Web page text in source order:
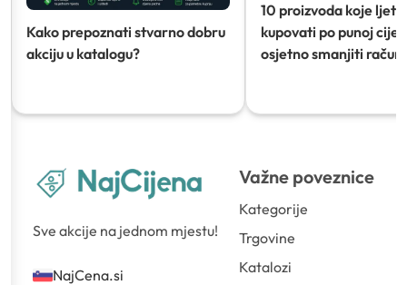
Kako prepoznati stvarno dobru
akciju u katalogu?
10 proizvoda koje ljeti
kupovati po punoj
osjetno smanjiti račun)
Sve akcije na jednom mjestu!
NajCena.si
Važne poveznice
Kategorije
Trgovine
Katalozi